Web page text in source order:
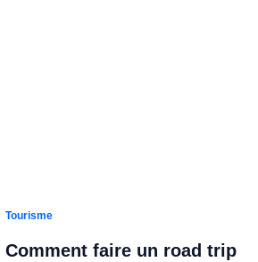
Tourisme
Comment faire un road trip